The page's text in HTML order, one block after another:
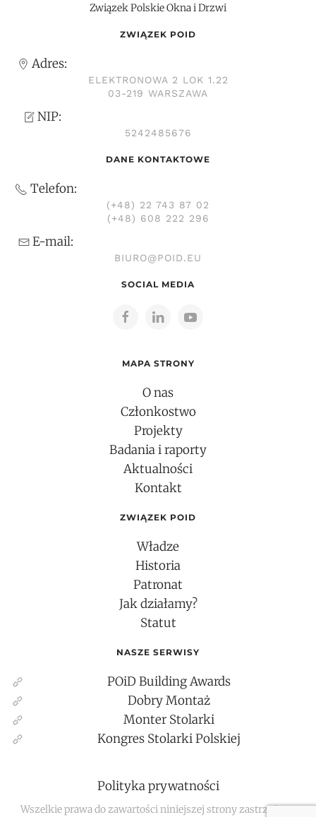
Związek Polskie Okna i Drzwi
ZWIĄZEK POID
Adres:
ELEKTRONOWA 2 LOK 1.22
03-219 WARSZAWA
NIP:
5242485676
DANE KONTAKTOWE
Telefon:
(+48) 22 743 87 02
(+48) 608 222 296
E-mail:
BIURO@POID.EU
SOCIAL MEDIA
MAPA STRONY
O nas
Członkostwo
Projekty
Badania i raporty
Aktualności
Kontakt
ZWIĄZEK POID
Władze
Historia
Patronat
Jak działamy?
Statut
NASZE SERWISY
POiD Building Awards
Dobry Montaż
Monter Stolarki
Kongres Stolarki Polskiej
Polityka prywatności
Wszelkie prawa do zawartości niniejszej strony zastrzeżone